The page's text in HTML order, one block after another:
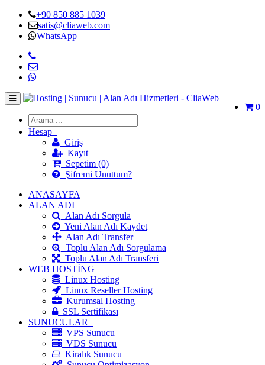
+90 850 885 1039
satis@cliaweb.com
WhatsApp
0
Hesap
Giriş
Kayıt
Sepetim (0)
Şifremi Unuttum?
ANASAYFA
ALAN ADI
Alan Adı Sorgula
Yeni Alan Adı Kaydet
Alan Adı Transfer
Toplu Alan Adı Sorgulama
Toplu Alan Adı Transferi
WEB HOSTİNG
Linux Hosting
Linux Reseller Hosting
Kurumsal Hosting
SSL Sertifikası
SUNUCULAR
VPS Sunucu
VDS Sunucu
Kiralık Sunucu